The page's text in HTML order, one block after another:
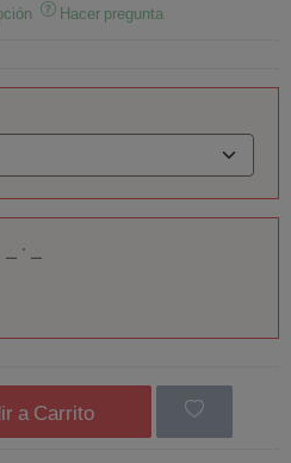
Hacer pregunta
a Carrito